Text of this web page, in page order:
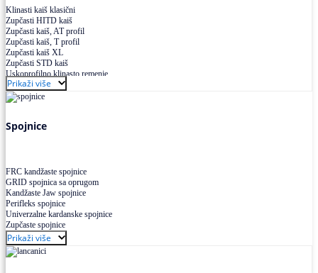
Klinasti kaiš klasični
Zupčasti HITD kaiš
Zupčasti kaiš, AT profil
Zupčasti kaiš, T profil
Zupčasti kaiš XL
Zupčasti STD kaiš
Uskoprofilno klinasto remenje
Uskoprofilno klinasto remenje spojeno
Uskoprofilno klinasto remenje XP extra power
Višekanalno remenje PJ,PK
Prikaži više
Spojnice
FRC kandžaste spojnice
GRID spojnica sa oprugom
Kandžaste Jaw spojnice
Perifleks spojnice
Univerzalne kardanske spojnice
Zupčaste spojnice
Prikaži više